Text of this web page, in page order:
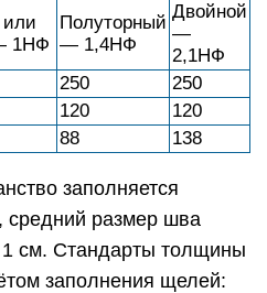
1НФ
Полуторный
— 1,4НФ
Двойной
—
2,1НФ
250
250
120
120
88 138
заполняется
средний размер шва
см. Стандарты толщины
заполнения щелей: